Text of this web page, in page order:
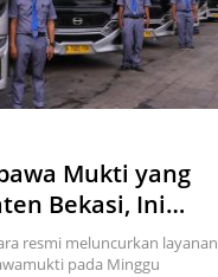
Mukti yang
Bekasi, Ini
….
resmi meluncurkan layanan
pada Minggu